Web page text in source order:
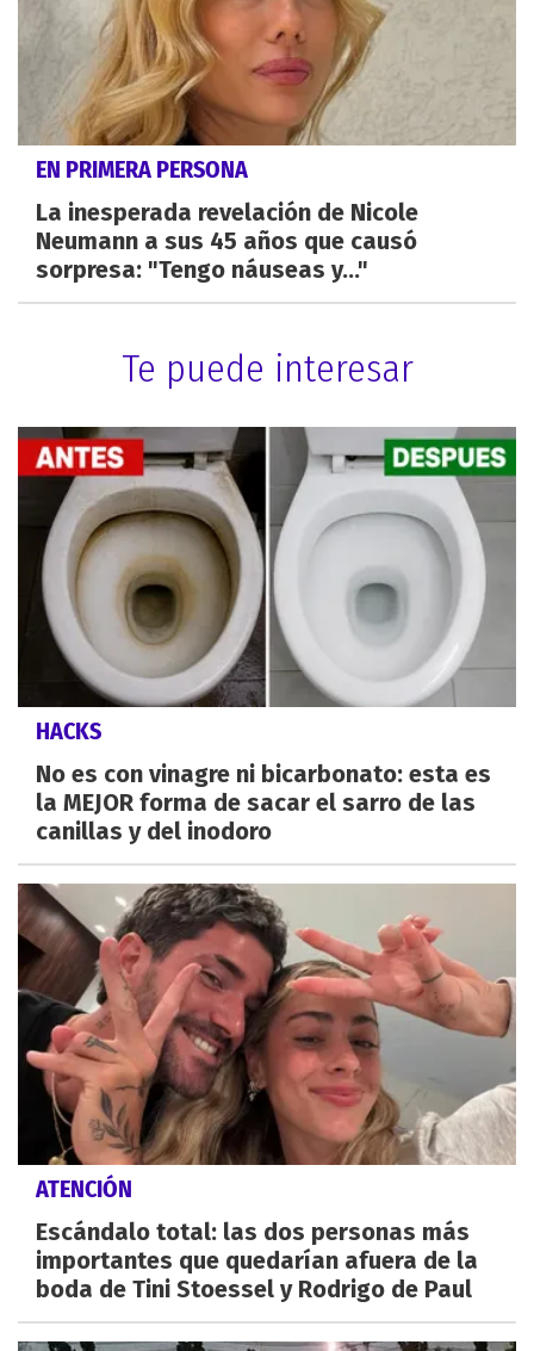
EN PRIMERA PERSONA
La inesperada revelación de Nicole
Neumann a sus 45 años que causó
sorpresa: "Tengo náuseas y..."
Te puede interesar
HACKS
No es con vinagre ni bicarbonato: esta es
la MEJOR forma de sacar el sarro de las
canillas y del inodoro
ATENCIÓN
Escándalo total: las dos personas más
importantes que quedarían afuera de la
boda de Tini Stoessel y Rodrigo de Paul